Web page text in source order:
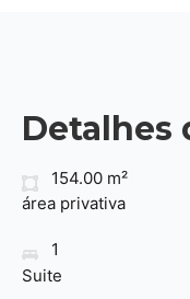
Detalhes
154.00 m²
área privativa
1
Suite